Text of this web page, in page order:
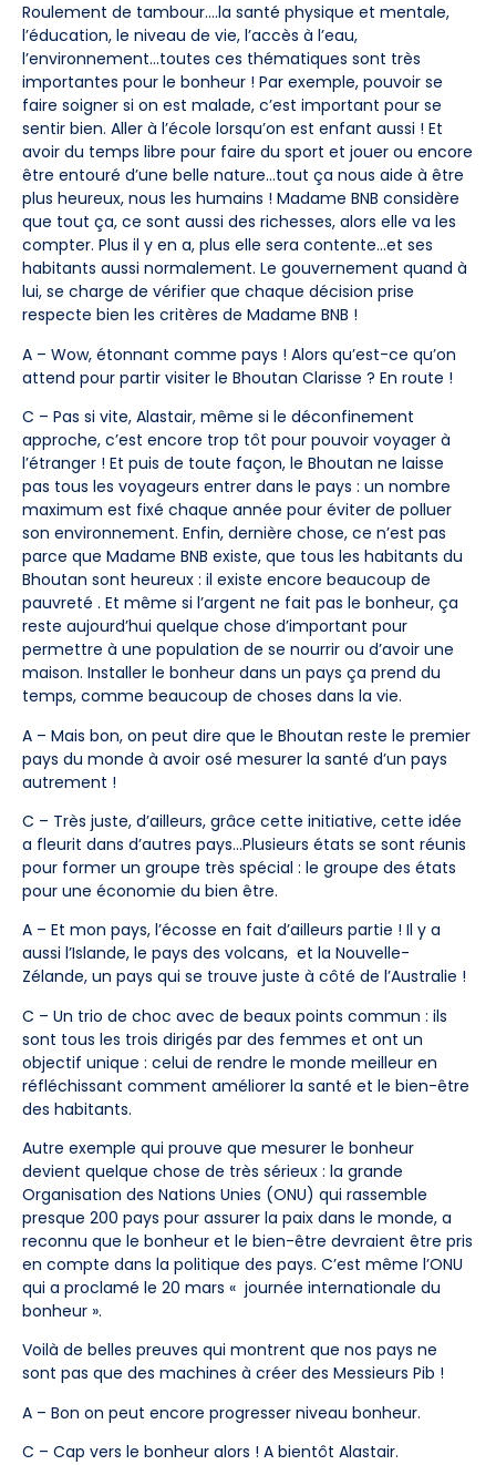
Roulement de tambour….la santé physique et mentale,
l’éducation, le niveau de vie, l’accès à l’eau,
l’environnement…toutes ces thématiques sont très
importantes pour le bonheur ! Par exemple, pouvoir se
faire soigner si on est malade, c’est important pour se
sentir bien. Aller à l’école lorsqu’on est enfant aussi ! Et
avoir du temps libre pour faire du sport et jouer ou encore
être entouré d’une belle nature…tout ça nous aide à être
plus heureux, nous les humains ! Madame BNB considère
que tout ça, ce sont aussi des richesses, alors elle va les
compter. Plus il y en a, plus elle sera contente…et ses
habitants aussi normalement. Le gouvernement quand à
lui, se charge de vérifier que chaque décision prise
respecte bien les critères de Madame BNB !
A – Wow, étonnant comme pays ! Alors qu’est-ce qu’on
attend pour partir visiter le Bhoutan Clarisse ? En route !
C – Pas si vite, Alastair, même si le déconfinement
approche, c’est encore trop tôt pour pouvoir voyager à
l’étranger ! Et puis de toute façon, le Bhoutan ne laisse
pas tous les voyageurs entrer dans le pays : un nombre
maximum est fixé chaque année pour éviter de polluer
son environnement. Enfin, dernière chose, ce n’est pas
parce que Madame BNB existe, que tous les habitants du
Bhoutan sont heureux : il existe encore beaucoup de
pauvreté . Et même si l’argent ne fait pas le bonheur, ça
reste aujourd’hui quelque chose d’important pour
permettre à une population de se nourrir ou d’avoir une
maison. Installer le bonheur dans un pays ça prend du
temps, comme beaucoup de choses dans la vie.
A – Mais bon, on peut dire que le Bhoutan reste le premier
pays du monde à avoir osé mesurer la santé d’un pays
autrement !
C – Très juste, d’ailleurs, grâce cette initiative, cette idée
a fleurit dans d’autres pays…Plusieurs états se sont réunis
pour former un groupe très spécial : le groupe des états
pour une économie du bien être.
A – Et mon pays, l’écosse en fait d’ailleurs partie ! Il y a
aussi l’Islande, le pays des volcans, et la Nouvelle-
Zélande, un pays qui se trouve juste à côté de l’Australie !
C – Un trio de choc avec de beaux points commun : ils
sont tous les trois dirigés par des femmes et ont un
objectif unique : celui de rendre le monde meilleur en
réfléchissant comment améliorer la santé et le bien-être
des habitants.
Autre exemple qui prouve que mesurer le bonheur
devient quelque chose de très sérieux : la grande
Organisation des Nations Unies (ONU) qui rassemble
presque 200 pays pour assurer la paix dans le monde, a
reconnu que le bonheur et le bien-être devraient être pris
en compte dans la politique des pays. C’est même l’ONU
qui a proclamé le 20 mars « journée internationale du
bonheur ».
Voilà de belles preuves qui montrent que nos pays ne
sont pas que des machines à créer des Messieurs Pib !
A – Bon on peut encore progresser niveau bonheur.
C – Cap vers le bonheur alors ! A bientôt Alastair.